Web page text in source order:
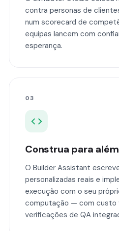
contra personas de
num scorecard de
equipas lancem com
esperança.
03
Construa para
O Builder Assistant
personalizadas reais e
execução com o seu
computação — com custo
verificações de QA